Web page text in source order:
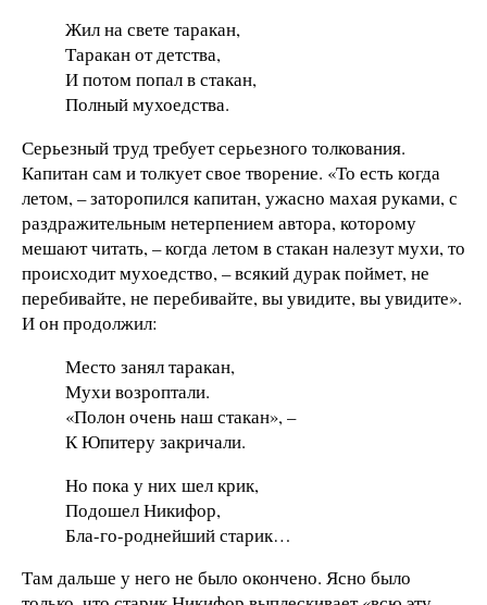
Жил на свете таракан,
Таракан от детства,
И потом попал в стакан,
Полный мухоедства.
Серьезный труд требует серьезного толкования.
Капитан сам и толкует свое творение. «То есть когда
летом, – заторопился капитан, ужасно махая руками, с
раздражительным нетерпением автора, которому
мешают читать, – когда летом в стакан налезут мухи, то
происходит мухоедство, – всякий дурак поймет, не
перебивайте, не перебивайте, вы увидите, вы увидите».
И он продолжил:
Место занял таракан,
Мухи возроптали.
«Полон очень наш стакан», –
К Юпитеру закричали.
Но пока у них шел крик,
Подошел Никифор,
Бла-го-роднейший старик…
Там дальше у него не было окончено. Ясно было